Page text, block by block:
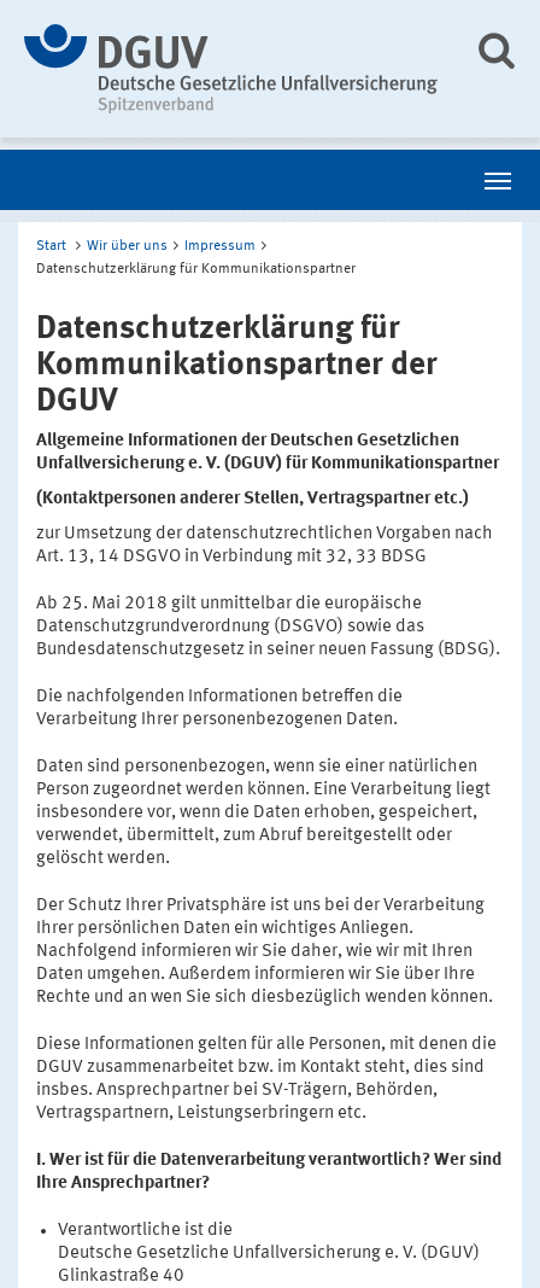
Start Wir über uns
Impressum
Datenschutzerklärung für Kommunikationspartner
Datenschutzerklärung für
Kommunikationspartner der
DGUV
Allgemeine Informationen der Deutschen Gesetzlichen
Unfallversicherung e. V. (DGUV) für Kommunikationspartner
(Kontaktpersonen anderer Stellen, Vertragspartner etc.)
zur Umsetzung der datenschutzrechtlichen Vorgaben nach
Art. 13, 14 DSGVO in Verbindung mit 32, 33 BDSG
Ab 25. Mai 2018 gilt unmittelbar die europäische
Datenschutzgrundverordnung (DSGVO) sowie das
Bundesdatenschutzgesetz in seiner neuen Fassung (BDSG).
Die nachfolgenden Informationen betreffen die
Verarbeitung Ihrer personenbezogenen Daten.
Daten sind personenbezogen, wenn sie einer natürlichen
Person zugeordnet werden können. Eine Verarbeitung liegt
insbesondere vor, wenn die Daten erhoben, gespeichert,
verwendet, übermittelt, zum Abruf bereitgestellt oder
gelöscht werden.
Der Schutz Ihrer Privatsphäre ist uns bei der Verarbeitung
Ihrer persönlichen Daten ein wichtiges Anliegen.
Nachfolgend informieren wir Sie daher, wie wir mit Ihren
Daten umgehen. Außerdem informieren wir Sie über Ihre
Rechte und an wen Sie sich diesbezüglich wenden können.
Diese Informationen gelten für alle Personen, mit denen die
DGUV zusammenarbeitet bzw. im Kontakt steht, dies sind
insbes. Ansprechpartner bei SV-Trägern, Behörden,
Vertragspartnern, Leistungserbringern etc.
I. Wer ist für die Datenverarbeitung verantwortlich? Wer sind
Ihre Ansprechpartner?
Verantwortliche ist die
Deutsche Gesetzliche Unfallversicherung e. V. (DGUV)
Glinkastraße 40